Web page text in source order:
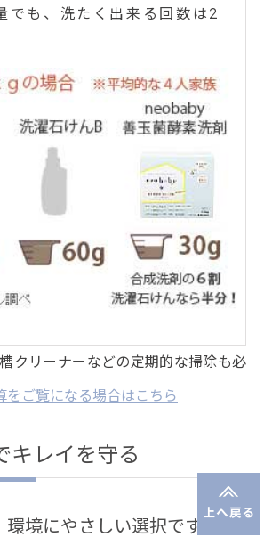
でも、洗たく出来る回数は2
クリーナーなどの定期的な掃除も必
をご覧になる場合はこちら
キレイを守る
境にやさしい選択です